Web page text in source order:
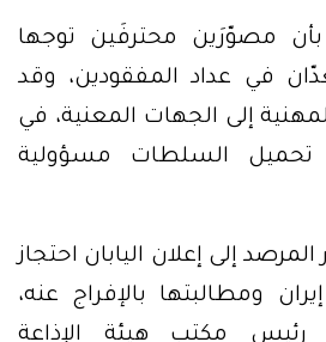
بأن مصوّرَين محترفَين توجها
في عداد المفقودين، وقد
إلى الجهات المعنية، في
السلطات مسؤولية
إلى إعلان اليابان احتجاز
ومطالبتها بالإفراج عنه،
رئيس مكتب هيئة الإذاعة